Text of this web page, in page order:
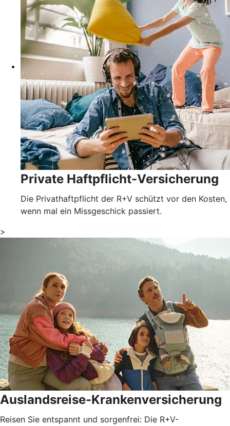
Private Haftpflicht-Versicherung
Die Privathaftpflicht der R+V schützt vor den Kosten,
wenn mal ein Missgeschick passiert.
>
Auslandsreise-Krankenversicherung
Reisen Sie entspannt und sorgenfrei: Die R+V-